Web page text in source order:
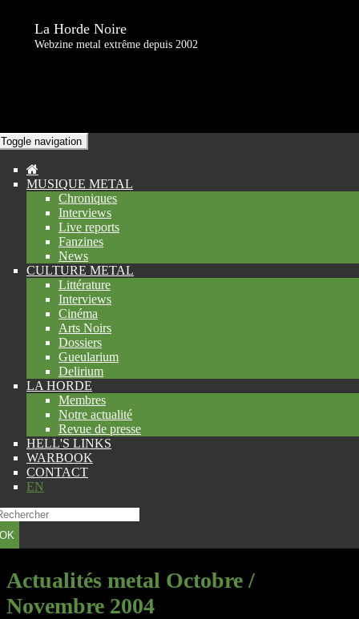
La Horde Noire
Webzine metal extrême depuis 2002
Toggle navigation
MUSIQUE METAL
Chroniques
Interviews
Live reports
Fanzines
News
CULTURE METAL
Littérature
Interviews
Cinéma
Arts Noirs
Dossiers
Gueularium
Delirium
LA HORDE
Membres
Notre actualité
Revue de presse
HELL'S LINKS
WARBOOK
CONTACT
EN
OK
Actualités metal Octobre /
Novembre 2004